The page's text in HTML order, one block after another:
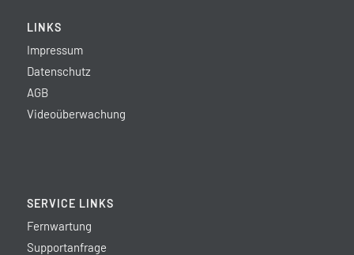
LINKS
Impressum
Datenschutz
AGB
Videoüberwachung
SERVICE LINKS
Fernwartung
Supportanfrage